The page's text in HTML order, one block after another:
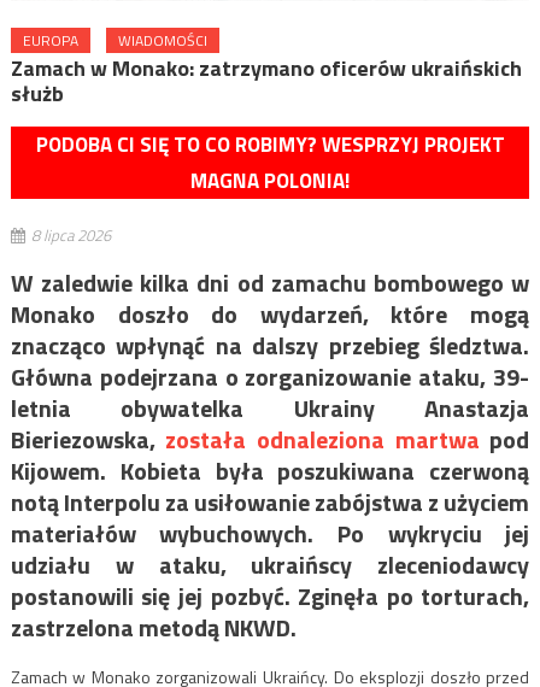
EUROPA WIADOMOŚCI
Zamach w Monako: zatrzymano oficerów ukraińskich
służb
PODOBA CI SIĘ TO CO ROBIMY? WESPRZYJ PROJEKT
MAGNA POLONIA!
8 lipca 2026
W zaledwie kilka dni od zamachu bombowego w
Monako doszło do wydarzeń, które mogą
znacząco wpłynąć na dalszy przebieg śledztwa.
Główna podejrzana o zorganizowanie ataku, 39-
letnia obywatelka Ukrainy Anastazja
Bieriezowska, została odnaleziona martwa pod
Kijowem. Kobieta była poszukiwana czerwoną
notą Interpolu za usiłowanie zabójstwa z użyciem
materiałów wybuchowych. Po wykryciu jej
udziału w ataku, ukraińscy zleceniodawcy
postanowili się jej pozbyć. Zginęła po torturach,
zastrzelona metodą NKWD.
Zamach w Monako zorganizowali Ukraińcy. Do eksplozji doszło przed